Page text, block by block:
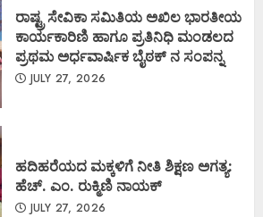
ರಾಷ್ಟ್ರ ಸೇವಿಕಾ ಸಮಿತಿಯ ಅಖಿಲ ಭಾರತೀಯ
ಕಾರ್ಯಕಾರಿಣಿ ಹಾಗೂ ಪ್ರತಿನಿಧಿ ಮಂಡಲದ
ಪ್ರಥಮ ಅರ್ಧವಾರ್ಷಿಕ ಬೈಠಕ್ ನ ಸಂಪನ್ನ
JULY 27, 2026
ಹದಿಹರೆಯದ ಮಕ್ಕಳಿಗೆ ನೀತಿ ಶಿಕ್ಷಣ ಅಗತ್ಯ:
ಹೆಚ್. ಎಂ. ರುಕ್ಮಿಣಿ ನಾಯಕ್
JULY 27, 2026